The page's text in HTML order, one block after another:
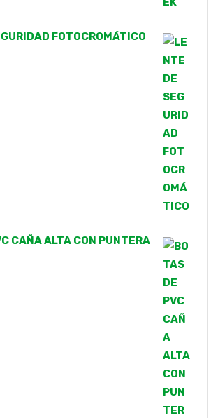
FOTOCROMÁTICO
CAÑA ALTA CON PUNTERA